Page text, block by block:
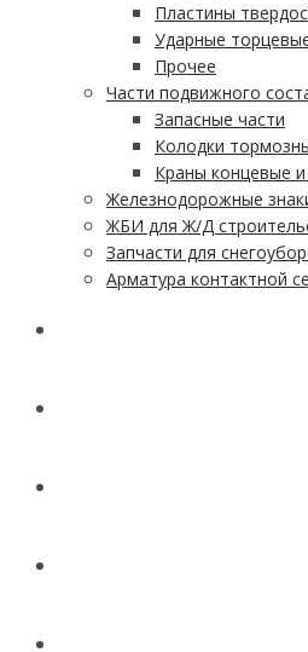
Пластины
Ударные
Прочее
Части подвижного
Запасные части
Колодки
Краны концевые
Железнодорожные
ЖБИ для Ж/Д
Запчасти для
Арматура контактной